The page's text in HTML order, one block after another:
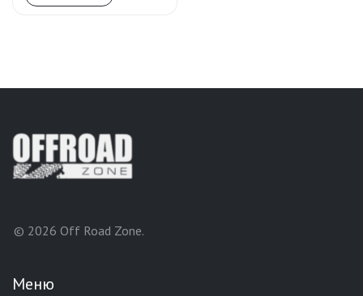
© 2026 Off Road Zone.
Меню